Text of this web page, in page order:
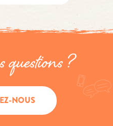
questions ?
NOUS